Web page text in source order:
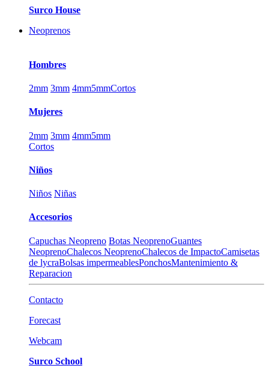
Surco House
Neoprenos
Hombres
2mm 3mm 4mm5mmCortos
Mujeres
2mm 3mm 4mm5mm
Cortos
Niños
Niños Niñas
Accesorios
Capuchas Neopreno Botas NeoprenoGuantes
NeoprenoChalecos NeoprenoChalecos de ImpactoCamisetas
de lycraBolsas impermeablesPonchosMantenimiento &
Reparacion
Contacto
Forecast
Webcam
Surco School